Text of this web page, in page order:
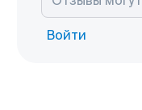
Войти